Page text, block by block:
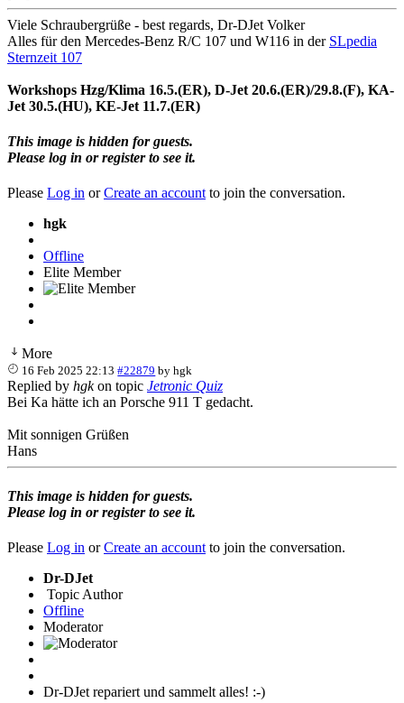
Viele Schraubergrüße - best regards, Dr-DJet Volker
Alles für den Mercedes-Benz R/C 107 und W116 in der SLpedia
Sternzeit 107
Workshops Hzg/Klima 16.5.(ER), D-Jet 20.6.(ER)/29.8.(F), KA-
Jet 30.5.(HU), KE-Jet 11.7.(ER)
This image is hidden for guests.
Please log in or register to see it.
Please Log in orCreate an account to join the conversation.
hgk
Offline
Elite Member
More
16 Feb 2025 22:13 #22879 byhgk
Replied by hgkon topic Jetronic Quiz
Bei Ka hätte ich an Porsche 911 T gedacht.
Mit sonnigen Grüßen
Hans
This image is hidden for guests.
Please log in or register to see it.
Please Log in orCreate an account to join the conversation.
Dr-DJet
Topic Author
Offline
Moderator
Dr-DJet repariert und sammelt alles! :-)